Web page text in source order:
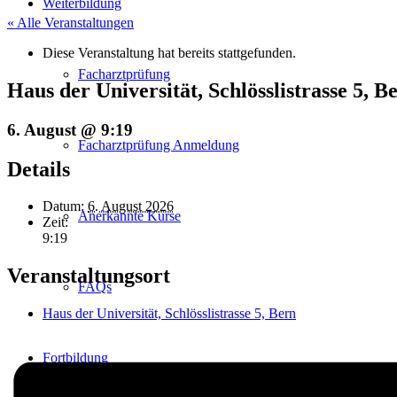
Weiterbildung
Facharztprüfung
Facharztprüfung Anmeldung
Anerkannte Kurse
FAQs
Fortbildung
« Alle Veranstaltungen
Diese Veranstaltung hat bereits stattgefunden.
Haus der Universität, Schlösslistrasse 5,
6. August @ 9:19
Details
Datum: 6. August 2026
Zeit:
9:19
Veranstaltungsort
Haus der Universität, Schlösslistrasse 5, Bern